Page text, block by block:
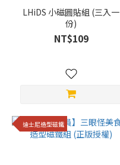
LHiDS 小磁圓貼組 (三入一
份)
NT$109
迪士尼造型磁鐵